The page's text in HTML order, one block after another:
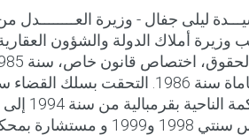
وزيرة أملاك الدولة والشؤون
بتونس سنتي 1998 و1999